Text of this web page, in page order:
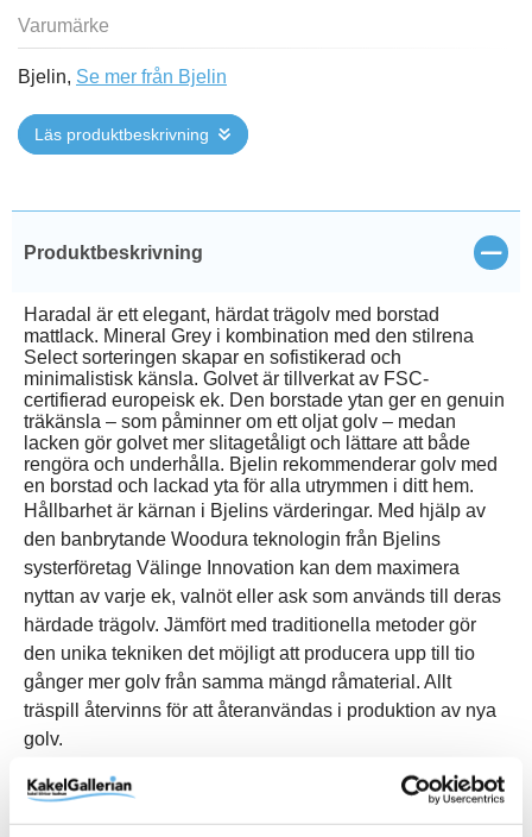
Varumärke
Bjelin, Se mer från Bjelin
Läs produktbeskrivning
Produktbeskrivning Stäng
Haradal är ett elegant, härdat trägolv med borstad
mattlack. Mineral Grey i kombination med den stilrena
Select sorteringen skapar en sofistikerad och
minimalistisk känsla. Golvet är tillverkat av FSC-
certifierad europeisk ek. Den borstade ytan ger en genuin
träkänsla – som påminner om ett oljat golv – medan
lacken gör golvet mer slitagetåligt och lättare att både
rengöra och underhålla. Bjelin rekommenderar golv med
en borstad och lackad yta för alla utrymmen i ditt hem.
Hållbarhet är kärnan i Bjelins värderingar. Med hjälp av
den banbrytande Woodura teknologin från Bjelins
systerföretag Välinge Innovation kan dem maximera
nyttan av varje ek, valnöt eller ask som används till deras
härdade trägolv. Jämfört med traditionella metoder gör
den unika tekniken det möjligt att producera upp till tio
gånger mer golv från samma mängd råmaterial. Allt
träspill återvinns för att återanvändas i produktion av nya
golv.